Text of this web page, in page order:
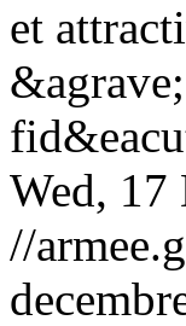
et
Wed, 17
//